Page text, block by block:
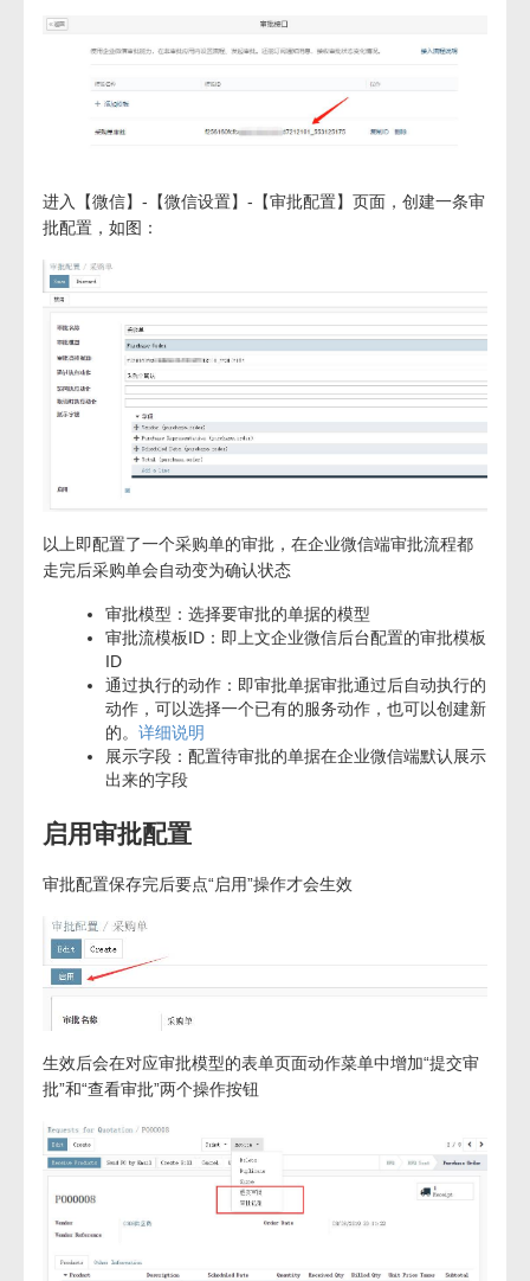
进入【微信】-【微信设置】-【审批配置】页面，创建一条审
批配置，如图：
以上即配置了一个采购单的审批，在企业微信端审批流程都
走完后采购单会自动变为确认状态
审批模型：选择要审批的单据的模型
审批流模板ID：即上文企业微信后台配置的审批模板
ID
通过执行的动作：即审批单据审批通过后自动执行的
动作，可以选择一个已有的服务动作，也可以创建新
的。 详细说明
展示字段：配置待审批的单据在企业微信端默认展示
出来的字段
启用审批配置
审批配置保存完后要点“启用”操作才会生效
生效后会在对应审批模型的表单页面动作菜单中增加“提交审
批”和“查看审批”两个操作按钮